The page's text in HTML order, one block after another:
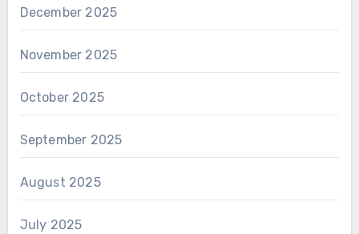
December 2025
November 2025
October 2025
September 2025
August 2025
July 2025